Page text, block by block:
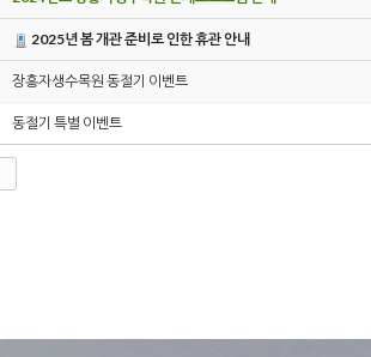
2025년 봄 개관 준비로 인한 휴관 안내
장흥자생수목원 동절기 이벤트
동절기 특별 이벤트